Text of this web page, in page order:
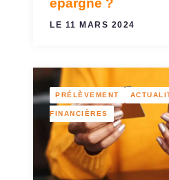
épargne ?
LE 11 MARS 2024
PRÉLÈVEMENT
FINANCIÈRES